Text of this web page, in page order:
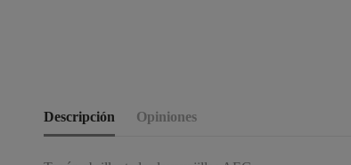
Descripción Opiniones